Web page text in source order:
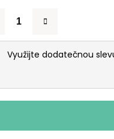
Využijte dodatečnou